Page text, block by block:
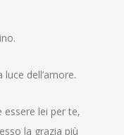
dell’amore.
essere lei per te,
la grazia più